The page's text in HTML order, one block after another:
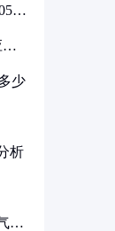
代
少
析
设